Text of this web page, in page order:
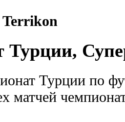
Terrikon
Турции,
Турции по
матчей